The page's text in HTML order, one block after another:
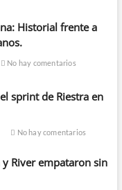
Historial frente a
No hay comentarios
sprint de Riestra en
No hay comentarios
y River empataron sin